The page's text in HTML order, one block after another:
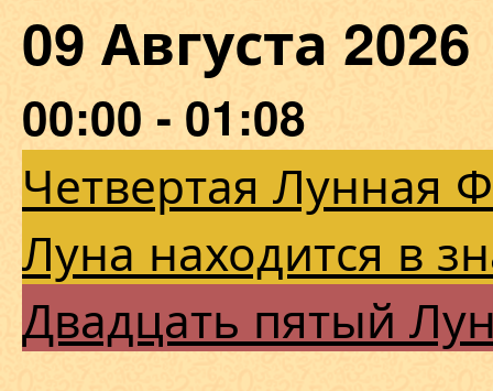
09 Августа
00:00 - 01:08
Четвертая Лунная
Луна находится в
Двадцать пятый